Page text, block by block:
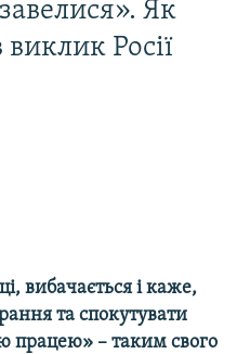
Як
Росії
вибачається і каже,
та спокутувати
працею» – таким свого